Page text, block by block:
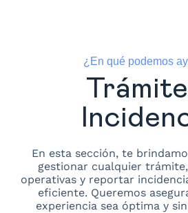
¿En qué podemos
En esta sección, te
gestionar cualquier
operativas y reportar
eficiente. Queremos
experiencia sea óptima y